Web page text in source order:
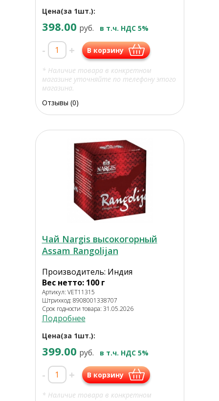
Цена(за 1шт.):
398.00 руб. в т.ч. НДС 5%
- + В корзину
* Наличие товара в конкретном
магазине уточняйте по телефону этого
магазина.
Отзывы (0)
Чай Nargis высокогорный
Assam Rangolijan
Производитель: Индия
Вес нетто: 100 г
Артикул: VET11315
Штрихкод: 8908001338707
Срок годности товара: 31.05.2026
Подробнее
Цена(за 1шт.):
399.00 руб. в т.ч. НДС 5%
- + В корзину
* Наличие товара в конкретном